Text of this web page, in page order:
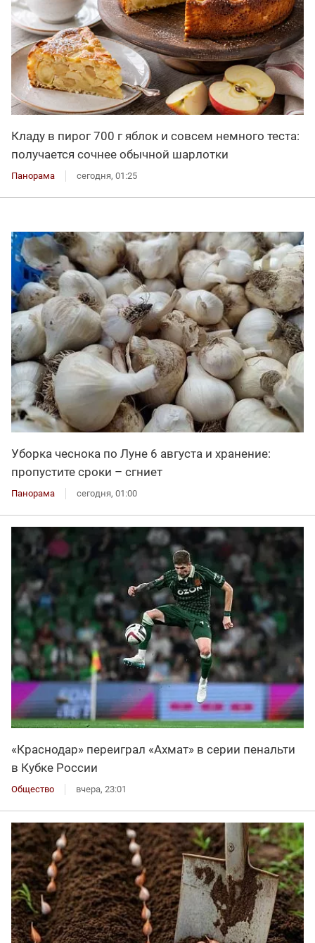
Кладу в пирог 700 г яблок и совсем немного теста:
получается сочнее обычной шарлотки
Панорама сегодня, 01:25
Уборка чеснока по Луне 6 августа и хранение:
пропустите сроки – сгниет
Панорама сегодня, 01:00
«Краснодар» переиграл «Ахмат» в серии пенальти
в Кубке России
Общество вчера, 23:01